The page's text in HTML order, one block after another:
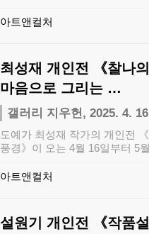
아트앤컬처
최성재 개인전 《찰나
마음으로 그리는 …
갤러리 지우헌, 2025. 4.
도예가 최성재 작가의 개인전
풍경》이 오는 4월 16일부터 5
아트앤컬처
설원기 개인전 《작품